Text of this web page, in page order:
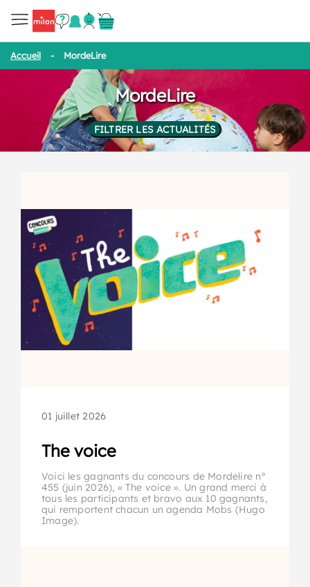
Accueil - MordeLire
MordeLire
FILTRER LES ACTUALITÉS
01 juillet 2026
The voice
Voici les gagnants du concours de Mordelire n°
455 (juin 2026), « The voice ». Un grand merci à
tous les participants et bravo aux 10 gagnants,
qui remportent chacun un agenda Mobs (Hugo
Image).